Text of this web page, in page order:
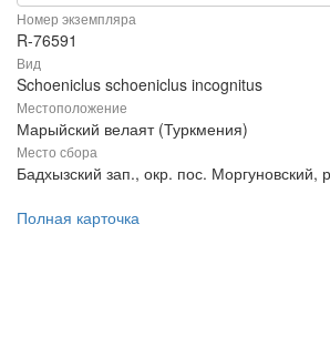
Номер экземпляра
R-76591
Вид
Schoeniclus schoeniclus incognitus
Местоположение
Марыйский велаят (Туркмения)
Место сбора
Бадхызский зап., окр. пос. Моргуновский,
Полная карточка